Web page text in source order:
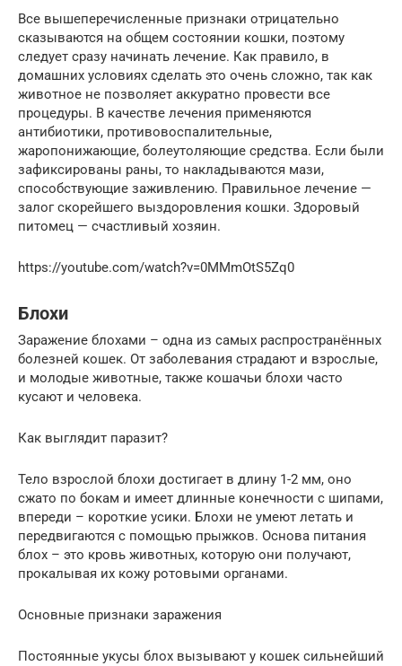
Все вышеперечисленные признаки отрицательно
сказываются на общем состоянии кошки, поэтому
следует сразу начинать лечение. Как правило, в
домашних условиях сделать это очень сложно, так как
животное не позволяет аккуратно провести все
процедуры. В качестве лечения применяются
антибиотики, противовоспалительные,
жаропонижающие, болеутоляющие средства. Если были
зафиксированы раны, то накладываются мази,
способствующие заживлению. Правильное лечение —
залог скорейшего выздоровления кошки. Здоровый
питомец — счастливый хозяин.
https://youtube.com/watch?v=0MMmOtS5Zq0
Блохи
Заражение блохами – одна из самых распространённых
болезней кошек. От заболевания страдают и взрослые,
и молодые животные, также кошачьи блохи часто
кусают и человека.
Как выглядит паразит?
Тело взрослой блохи достигает в длину 1-2 мм, оно
сжато по бокам и имеет длинные конечности с шипами,
впереди – короткие усики. Блохи не умеют летать и
передвигаются с помощью прыжков. Основа питания
блох – это кровь животных, которую они получают,
прокалывая их кожу ротовыми органами.
Основные признаки заражения
Постоянные укусы блох вызывают у кошек сильнейший